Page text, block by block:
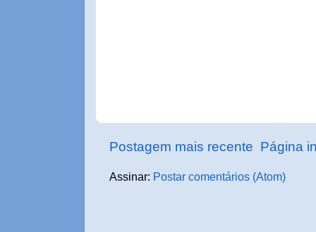
Postagem mais recente Página
Assinar: Postar comentários (Atom)